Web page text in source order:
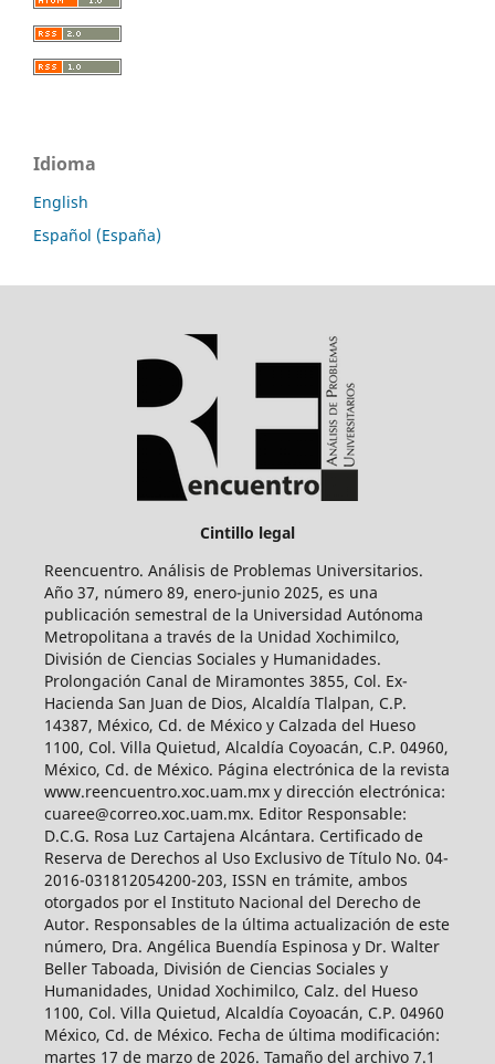
Idioma
English
Español (España)
Cintillo legal
Reencuentro. Análisis de Problemas Universitarios.
Año 37, número 89, enero-junio 2025, es una
publicación semestral de la Universidad Autónoma
Metropolitana a través de la Unidad Xochimilco,
División de Ciencias Sociales y Humanidades.
Prolongación Canal de Miramontes 3855, Col. Ex-
Hacienda San Juan de Dios, Alcaldía Tlalpan, C.P.
14387, México, Cd. de México y Calzada del Hueso
1100, Col. Villa Quietud, Alcaldía Coyoacán, C.P. 04960,
México, Cd. de México. Página electrónica de la revista
www.reencuentro.xoc.uam.mx y dirección electrónica:
cuaree@correo.xoc.uam.mx. Editor Responsable:
D.C.G. Rosa Luz Cartajena Alcántara. Certificado de
Reserva de Derechos al Uso Exclusivo de Título No. 04-
2016-031812054200-203, ISSN en trámite, ambos
otorgados por el Instituto Nacional del Derecho de
Autor. Responsables de la última actualización de este
número, Dra. Angélica Buendía Espinosa y Dr. Walter
Beller Taboada, División de Ciencias Sociales y
Humanidades, Unidad Xochimilco, Calz. del Hueso
1100, Col. Villa Quietud, Alcaldía Coyoacán, C.P. 04960
México, Cd. de México. Fecha de última modificación:
martes 17 de marzo de 2026. Tamaño del archivo 7.1